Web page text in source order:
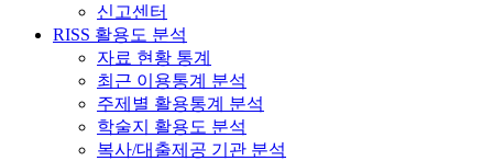
신고센터
RISS 활용도 분석
자료 현황 통계
최근 이용통계 분석
주제별 활용통계 분석
학술지 활용도 분석
복사/대출제공 기관 분석